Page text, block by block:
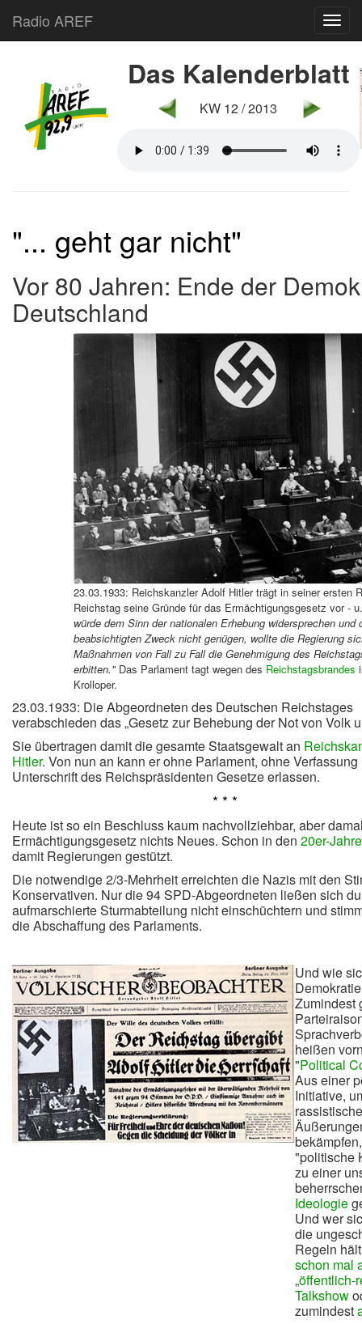
Radio AREF
Das Kalenderblatt
KW 12 / 2013
"... geht gar nicht"
Vor 80 Jahren: Ende der
Deutschland
23.03.1933: Reichskanzler Adolf Hitler trägt in seiner ersten
Reichstag seine Gründe für das Ermächtigungsgesetz vor -
würde dem Sinn der nationalen Erhebung widersprechen und
beabsichtigten Zweck nicht genügen, wollte die Regierung
Maßnahmen von Fall zu Fall die Genehmigung des
erbitten." Das Parlament tagt wegen des Reichstagsbrandes
Krolloper.
23.03.1933: Die Abgeordneten des Deutschen Reichstages
verabschieden das „Gesetz zur Behebung der Not von Volk
Sie übertragen damit die gesamte Staatsgewalt an
Hitler. Von nun an kann er ohne Parlament, ohne
Unterschrift des Reichspräsidenten Gesetze erlassen.
* * *
Heute ist so ein Beschluss kaum nachvollziehbar, aber
Ermächtigungsgesetz nichts Neues. Schon in den 20er-
damit Regierungen gestützt.
Die notwendige 2/3-Mehrheit erreichten die Nazis mit den
Konservativen. Nur die 94 SPD-Abgeordneten ließen sich
aufmarschierte Sturmabteilung nicht einschüchtern und
die Abschaffung des Parlaments.
Und wie
Zumindest
heißen
"Political
Aus einer
Initiative,
rassistische
"politische
zu einer
Ideologie
Und wer
die
Regeln
schon mal
„öffentlich-
Talkshow
zumindest